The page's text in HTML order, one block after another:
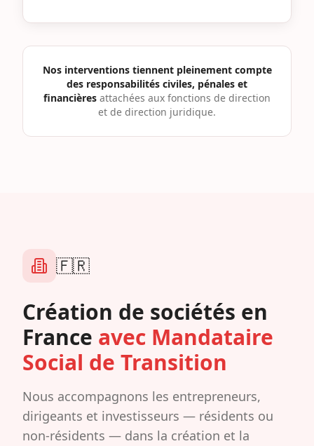
Nos interventions tiennent pleinement compte
des responsabilités civiles, pénales et
financières attachées aux fonctions de direction
et de direction juridique.
🇫🇷
Création de sociétés en
France avec Mandataire
Social de Transition
Nous accompagnons les entrepreneurs,
dirigeants et investisseurs — résidents ou
non-résidents — dans la création et la